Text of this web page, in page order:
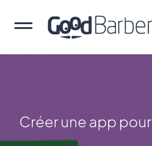
Créer une app pour